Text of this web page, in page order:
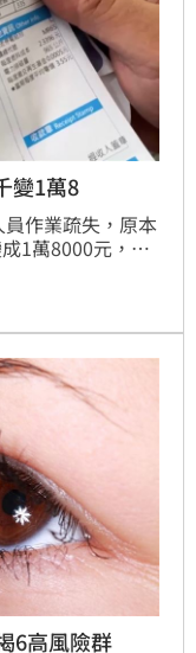
變1萬8
作業疏失，原本
1萬8000元，詢
，電費多了1萬
6高風險群